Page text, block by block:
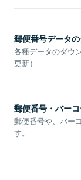
郵便番号データ
各種データのダウ
更新）
郵便番号・バー
郵便番号や、バー
す。